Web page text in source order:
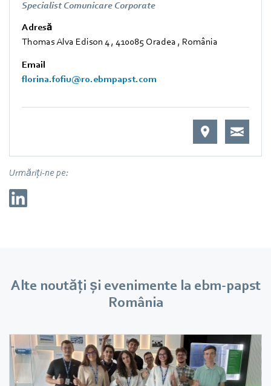
Specialist Comunicare Corporate
Adresă
Thomas Alva Edison 4, 410085 Oradea , România
Email
florina.fofiu@ro.ebmpapst.com
Urmăriți-ne pe:
Alte noutăți și evenimente la ebm-papst
România